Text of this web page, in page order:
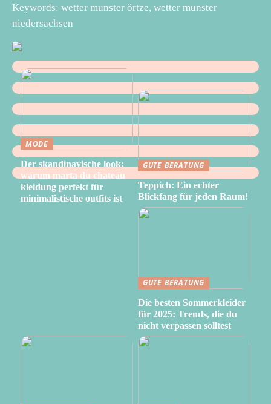
Keywords: wetter munster örtze, wetter munster
niedersachsen
MODE
Der skandinavische look:
warum marta du chateau
kleidung perfekt für
minimalistische outfits ist
GUTE BERATUNG
Teppich: Ein echter
Blickfang für jeden Raum!
GUTE BERATUNG
Die besten Sommerkleider
für 2025: Trends, die du
nicht verpassen solltest